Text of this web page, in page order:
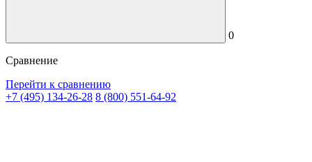
0
Сравнение
Перейти к сравнению
+7 (495) 134-26-28 8 (800) 551-64-92